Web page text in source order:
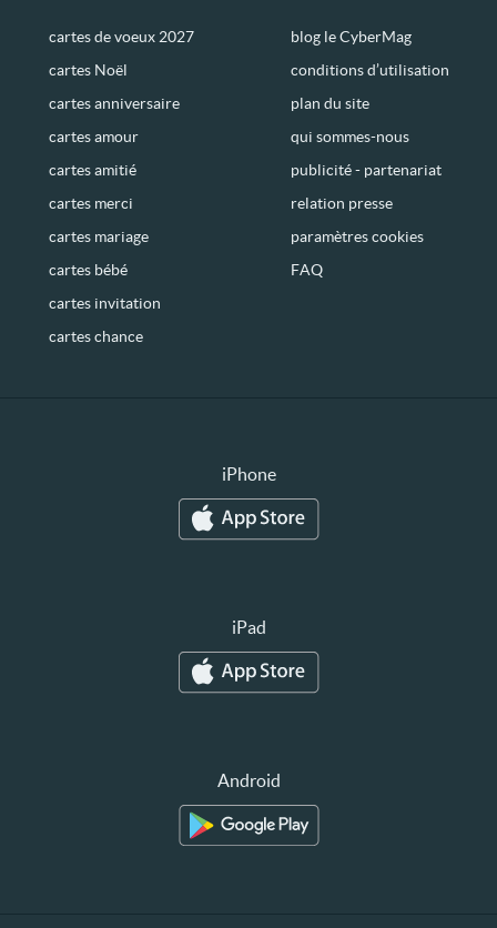
cartes de voeux 2027
cartes Noël
cartes anniversaire
cartes amour
cartes amitié
cartes merci
cartes mariage
cartes bébé
cartes invitation
cartes chance
blog le CyberMag
conditions d’utilisation
plan du site
qui sommes-nous
publicité - partenariat
relation presse
paramètres cookies
FAQ
iPhone
iPad
Android